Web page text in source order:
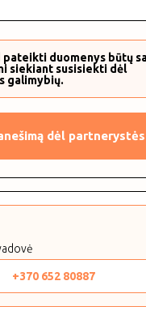
+370 652 80887
pateikti duomenys būtų
siekiant susisiekti dėl
galimybių.
dėl partnerystės